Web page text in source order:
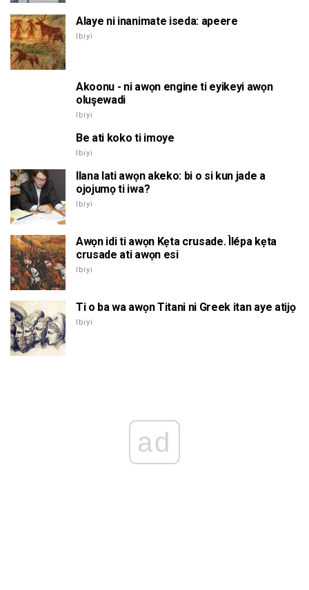
Alaye ni inanimate iseda: apeere
Ibiyi
Akoonu - ni awọn engine ti eyikeyi awọn
oluşewadi
Ibiyi
Be ati koko ti imoye
Ibiyi
Ilana lati awọn akeko: bi o si kun jade a
ojojumọ ti iwa?
Ibiyi
Awọn idi ti awọn Kẹta crusade. Ìlépa kẹta
crusade ati awọn esi
Ibiyi
Ti o ba wa awọn Titani ni Greek itan aye atijọ
Ibiyi
ad